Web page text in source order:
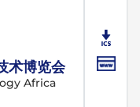
术博览会
Africa